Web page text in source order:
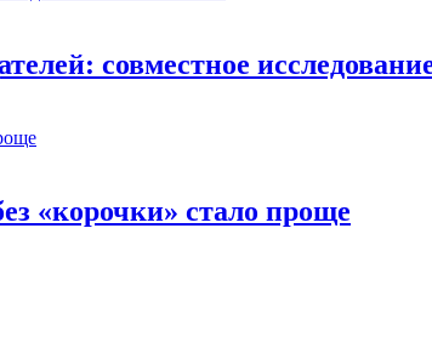
совместное
«корочки» стало проще